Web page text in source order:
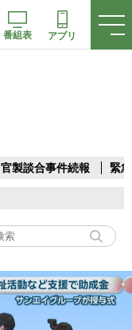
番組表 アプリ
官製談合事件続報 緊